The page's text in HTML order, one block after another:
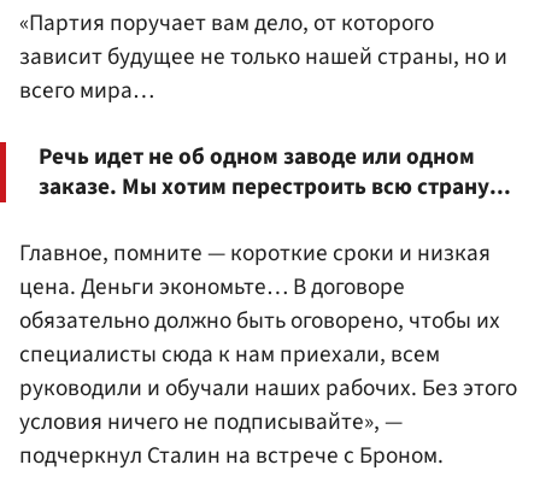
«Партия поручает вам дело, от которого
зависит будущее не только нашей страны, но и
всего мира…
Речь идет не об одном заводе или одном
заказе. Мы хотим перестроить всю страну...
Главное, помните — короткие сроки и низкая
цена. Деньги экономьте… В договоре
обязательно должно быть оговорено, чтобы их
специалисты сюда к нам приехали, всем
руководили и обучали наших рабочих. Без этого
условия ничего не подписывайте», —
подчеркнул Сталин на встрече с Броном.